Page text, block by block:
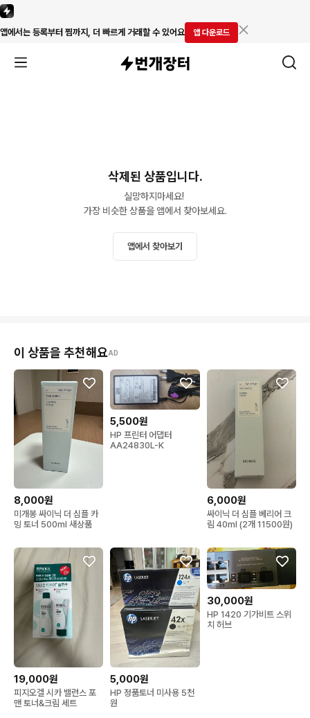
앱에서는 등록부터 찜까지, 더 빠르게 거래할 수 있어요 앱 다운로드
삭제된 상품입니다.
실망하지마세요!
가장 비슷한 상품을 앱에서 찾아보세요.
앱에서 찾아보기
이 상품을 추천해요AD
8,000원
미개봉 싸이닉 더 심플 카
밍 토너 500ml 새상품
5,500원
HP 프린터 어댑터
AA24830L-K
6,000원
싸이닉 더 심플 베리어 크
림 40ml (2개 11500원)
19,000원
피지오겔 시카 밸런스 포
맨 토너&크림 세트
5,000원
HP 정품토너 미사용 5천
원
30,000원
HP 1420 기가비트 스위
치 허브